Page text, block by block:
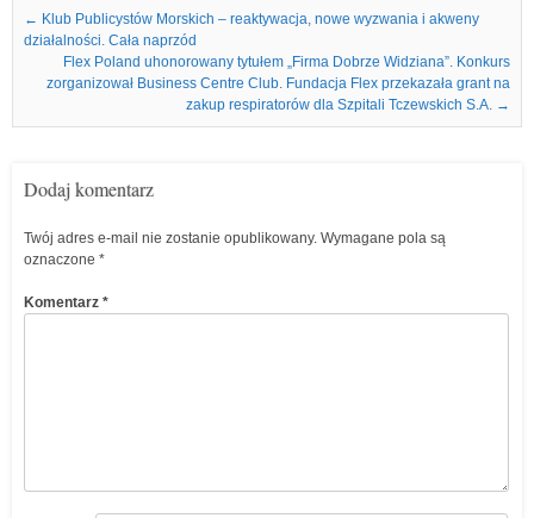
Nawigacja we wpisach
← Klub Publicystów Morskich – reaktywacja, nowe wyzwania i akweny
działalności. Cała naprzód
Flex Poland uhonorowany tytułem „Firma Dobrze Widziana”. Konkurs
zorganizował Business Centre Club. Fundacja Flex przekazała grant na
zakup respiratorów dla Szpitali Tczewskich S.A. →
Dodaj komentarz
Twój adres e-mail nie zostanie opublikowany. Wymagane pola są
oznaczone *
Komentarz *